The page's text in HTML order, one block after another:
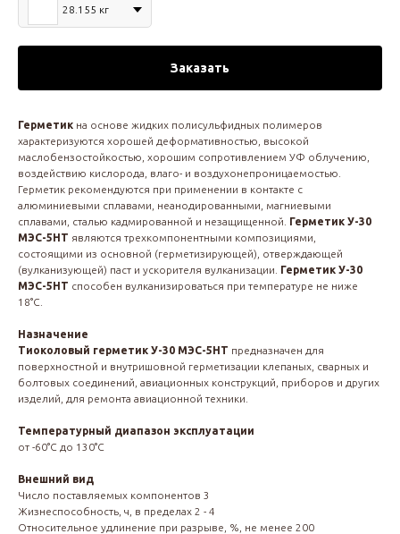
28.155 кг
Заказать
Герметик на основе жидких полисульфидных полимеров
характеризуются хорошей деформативностью, высокой
маслобензостойкостью, хорошим сопротивлением УФ облучению,
воздействию кислорода, влаго- и воздухонепроницаемостью.
Герметик рекомендуются при применении в контакте с
алюминиевыми сплавами, неанодированными, магниевыми
сплавами, сталью кадмированной и незащищенной. Герметик У-30
МЭС-5НТ являются трехкомпонентными композициями,
состоящими из основной (герметизирующей), отверждающей
(вулканизующей) паст и ускорителя вулканизации. Герметик У-30
МЭС-5НТ способен вулканизироваться при температуре не ниже
18°С.
Назначение
Тиоколовый герметик У-30 МЭС-5НТ предназначен для
поверхностной и внутришовной герметизации клепаных, сварных и
болтовых соединений, авиационных конструкций, приборов и других
изделий, для ремонта авиационной техники.
Температурный диапазон эксплуатации
от -60°С до 130°С
Внешний вид
Число поставляемых компонентов 3
Жизнеспособность, ч, в пределах 2 - 4
Относительное удлинение при разрыве, %, не менее 200